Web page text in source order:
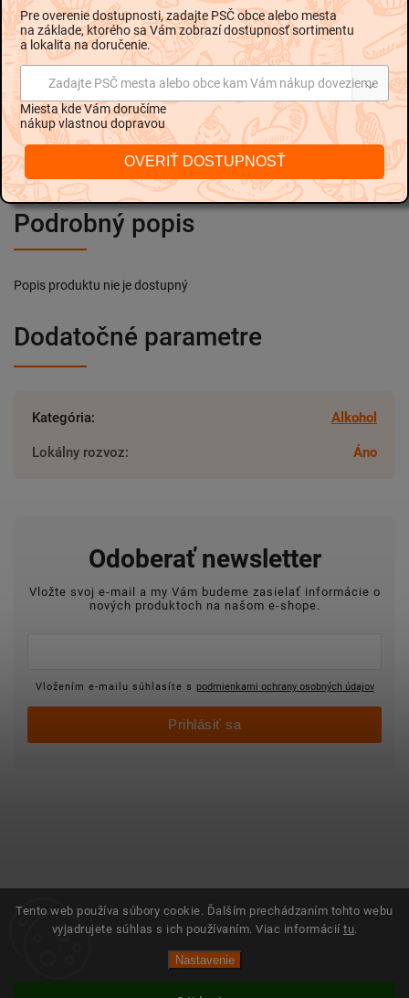
Tento web používa súbory cookie. Ďalším prechádzaním tohto webu
vyjadrujete súhlas s ich používaním. Viac informácií tu.
Nastavenie
Pridať do košíka
Hodnotenie Diskusia
Podrobný popis
Popis produktu nie je dostupný
Dodatočné parametre
Kategória: Alkohol
Lokálny rozvoz: Áno
Odoberať newsletter
Vložte svoj e-mail a my Vám budeme zasielať informácie o
nových produktoch na našom e-shope.
Vložením e-mailu súhlasíte s podmienkami ochrany osobných údajov
Prihlásiť sa
Pre overenie dostupnosti, zadajte PSČ obce alebo mesta
na základe, ktorého sa Vám zobrazí dostupnosť sortimentu
a lokalita na doručenie.
Zadajte PSČ mesta alebo obce kam Vám nákup dovezieme
Miesta kde Vám doručíme
nákup vlastnou dopravou
OVERIŤ DOSTUPNOSŤ